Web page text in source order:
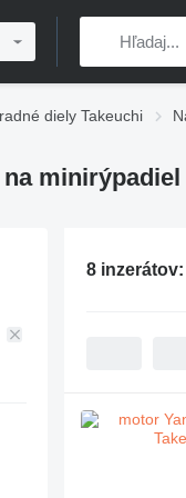
diely Takeuchi
minirýpadiel
8 inzerátov: